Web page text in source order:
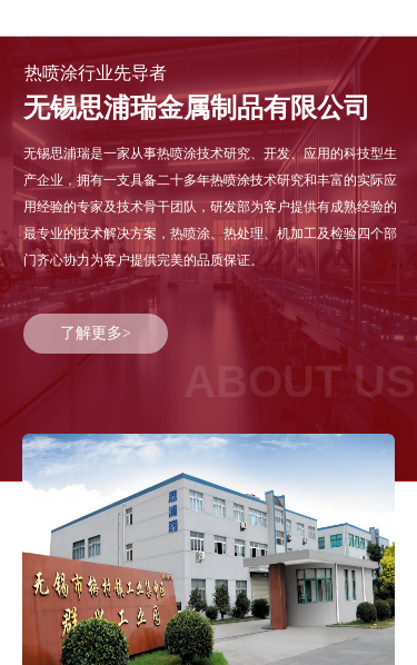
热喷涂行业先导者
无锡思浦瑞金属制品有限公司
无锡思浦瑞是一家从事热喷涂技术研究、开发、应用的科技型生
产企业，拥有一支具备二十多年热喷涂技术研究和丰富的实际应
用经验的专家及技术骨干团队，研发部为客户提供有成熟经验的
最专业的技术解决方案，热喷涂、热处理、机加工及检验四个部
门齐心协力为客户提供完美的品质保证。
了解更多>
ABOUT US